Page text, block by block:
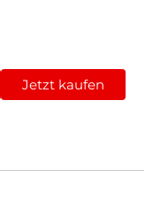
Jetzt kaufen